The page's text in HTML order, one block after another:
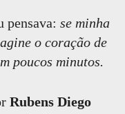
pensava: se minha
o coração de
poucos minutos.
Rubens Diego